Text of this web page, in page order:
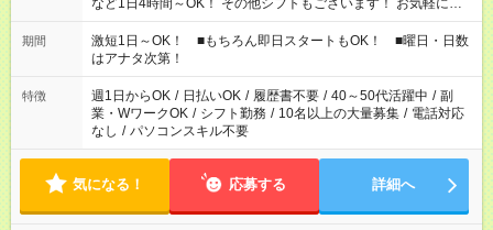
など1日4時間～OK！ その他シフトもございます！ お気軽にご
相談ください！
期間
激短1日～OK！ ■もちろん即日スタートもOK！ ■曜日・日数
はアナタ次第！
特徴 週1日からOK / 日払いOK / 履歴書不要 / 40～50代活躍中 / 副
業・WワークOK / シフト勤務 / 10名以上の大量募集 / 電話対応
なし / パソコンスキル不要
気になる！ 応募する 詳細へ